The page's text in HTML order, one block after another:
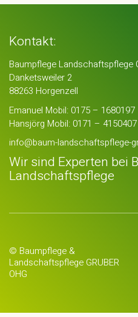
Kontakt:
Baumpflege Landschaftspflege
Danketsweiler 2
88263 Horgenzell
Emanuel Mobil: 0175 – 1680197
Hansjörg Mobil: 0171 – 4150407
info@baum-landschaftspflege-
Wir sind Experten bei
Landschaftspflege
© Baumpflege &
Landschaftspflege GRUBER
OHG